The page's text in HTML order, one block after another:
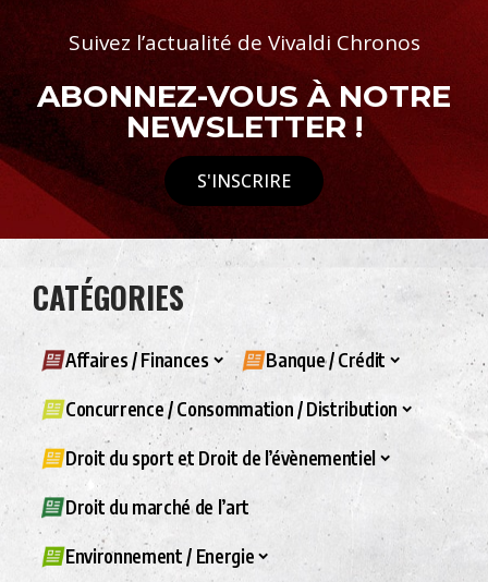
Suivez l’actualité de Vivaldi Chronos
ABONNEZ-VOUS À NOTRE
NEWSLETTER !
S'INSCRIRE
CATÉGORIES
Affaires / Finances Banque / Crédit
Concurrence / Consommation / Distribution
Droit du sport et Droit de l’évènementiel
Droit du marché de l’art
Environnement / Energie